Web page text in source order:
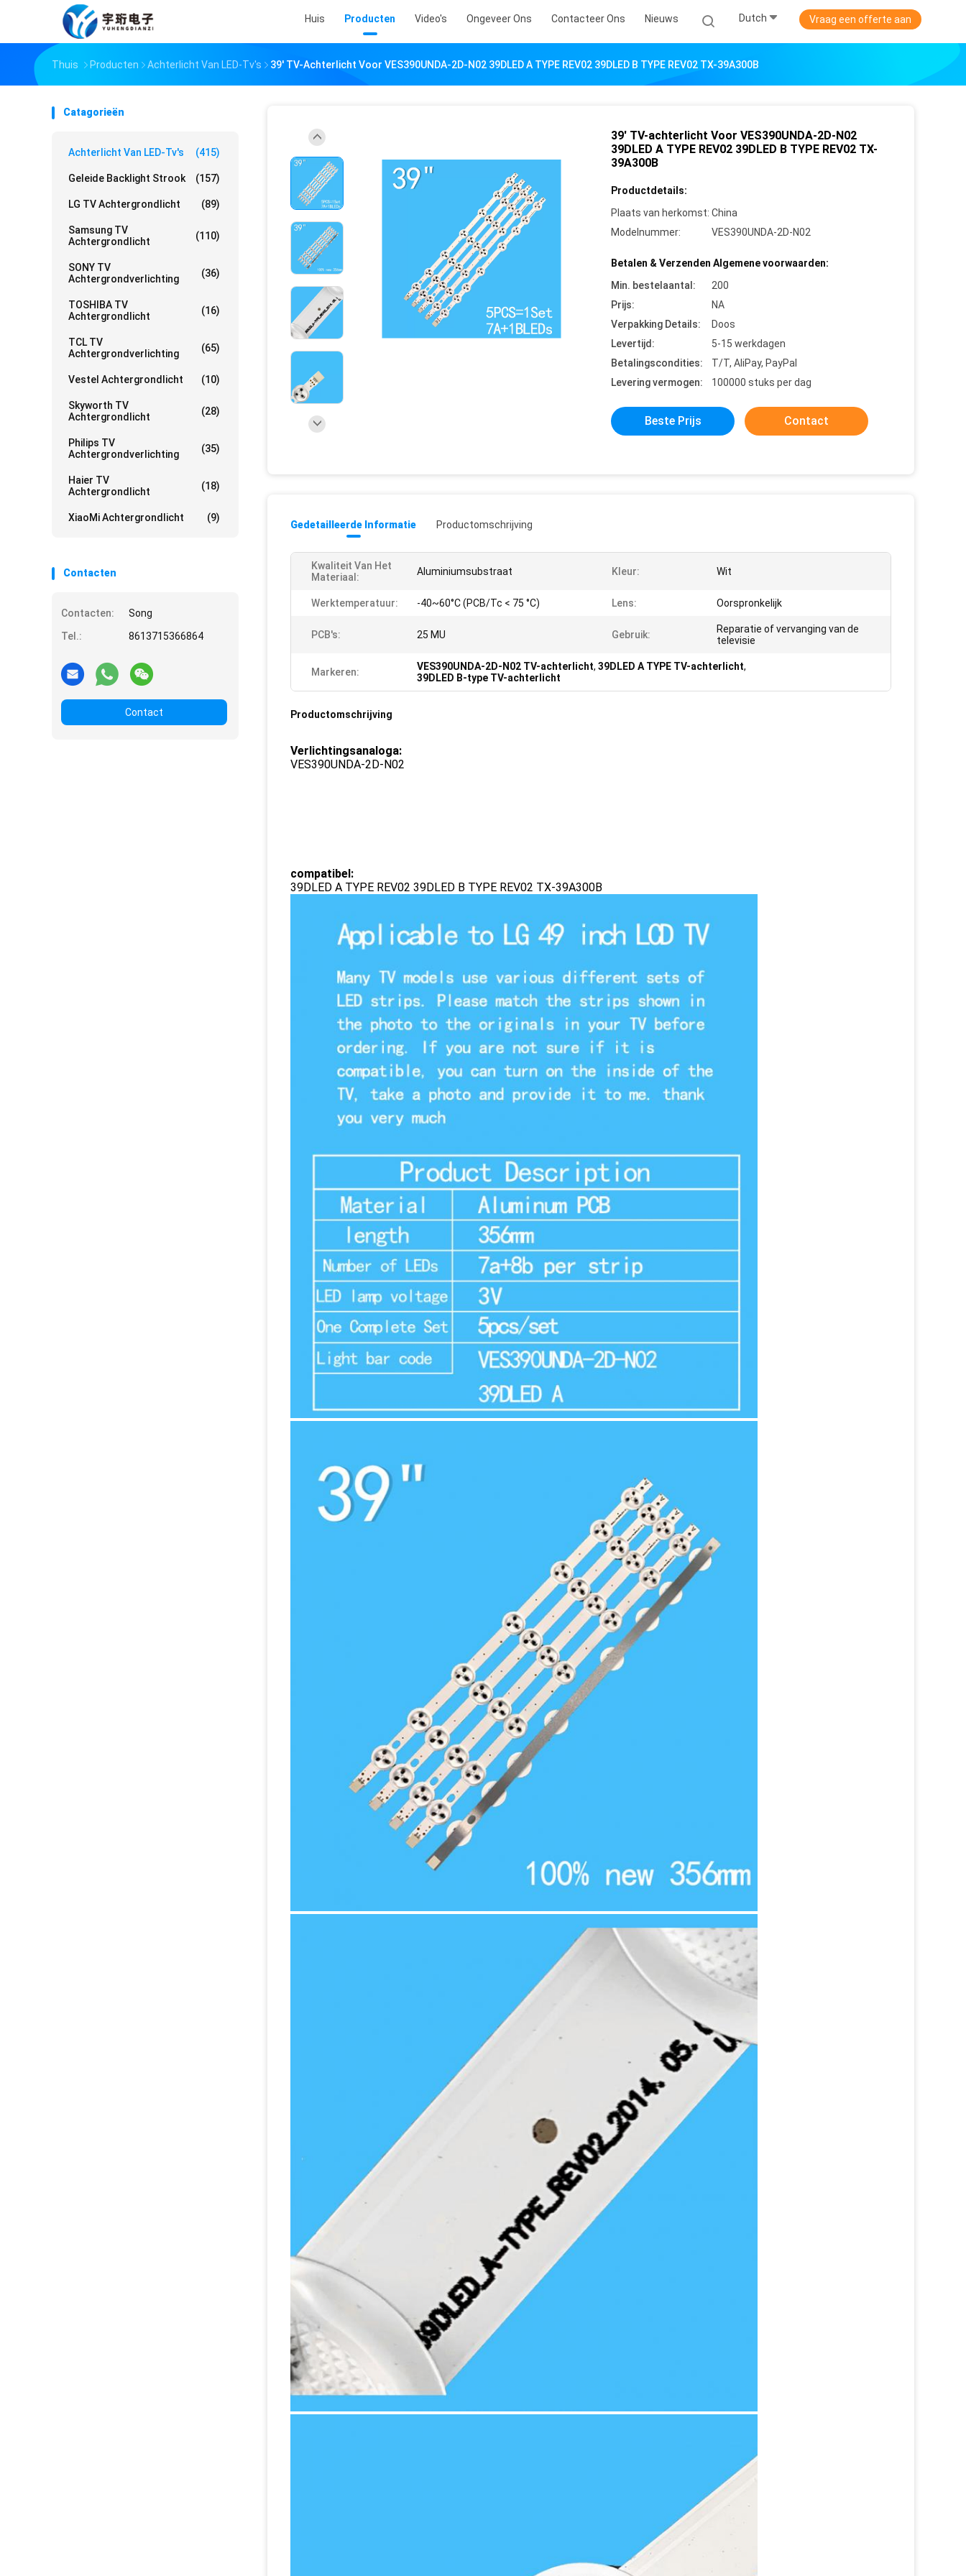
Huis Producten Video's Ongeveer Ons Contacteer Ons Nieuws Dutch Vraag een offerte aan
Thuis Producten Achterlicht Van LED-Tv's 39' TV-Achterlicht Voor VES390UNDA-2D-N02 39DLED A TYPE REV02 39DLED B TYPE REV02 TX-39A300B
Catagorieën
Achterlicht Van LED-Tv's (415)
Geleide Backlight Strook (157)
LG TV Achtergrondlicht (89)
Samsung TV
Achtergrondlicht
(110)
SONY TV
Achtergrondverlichting
(36)
TOSHIBA TV
Achtergrondlicht
(16)
TCL TV
Achtergrondverlichting
(65)
Vestel Achtergrondlicht (10)
Skyworth TV
Achtergrondlicht
(28)
Philips TV
Achtergrondverlichting
(35)
Haier TV
Achtergrondlicht
(18)
XiaoMi Achtergrondlicht (9)
Contacten
Contacten:
Song
Tel.:
8613715366864
Contact
39' TV-achterlicht Voor VES390UNDA-2D-N02
39DLED A TYPE REV02 39DLED B TYPE REV02 TX-
39A300B
Productdetails:
Plaats van herkomst: China
Modelnummer:
VES390UNDA-2D-N02
Betalen & Verzenden Algemene voorwaarden:
Min. bestelaantal:
200
Prijs:
NA
Verpakking Details:
Doos
Levertijd:
5-15 werkdagen
Betalingscondities:
T/T, AliPay, PayPal
Levering vermogen:
100000 stuks per dag
Beste Prijs Contact
Gedetailleerde Informatie Productomschrijving
Kwaliteit Van Het
Materiaal:
Aluminiumsubstraat Kleur: Wit
Werktemperatuur: -40~60°C (PCB/Tc < 75 °C) Lens: Oorspronkelijk
PCB's: 25 MU Gebruik:
Reparatie of vervanging van de
televisie
Markeren: VES390UNDA-2D-N02 TV-achterlicht, 39DLED A TYPE TV-achterlicht,
39DLED B-type TV-achterlicht
Productomschrijving
Verlichtingsanaloga:
VES390UNDA-2D-N02
compatibel:
39DLED A TYPE REV02 39DLED B TYPE REV02 TX-39A300B